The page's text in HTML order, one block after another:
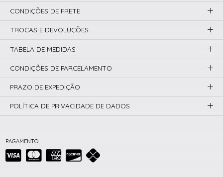
PAGAMENTO
CONDIÇÕES DE FRETE
TROCAS E DEVOLUÇÕES
TABELA DE MEDIDAS
CONDIÇÕES DE PARCELAMENTO
PRAZO DE EXPEDIÇÃO
POLÍTICA DE PRIVACIDADE DE DADOS